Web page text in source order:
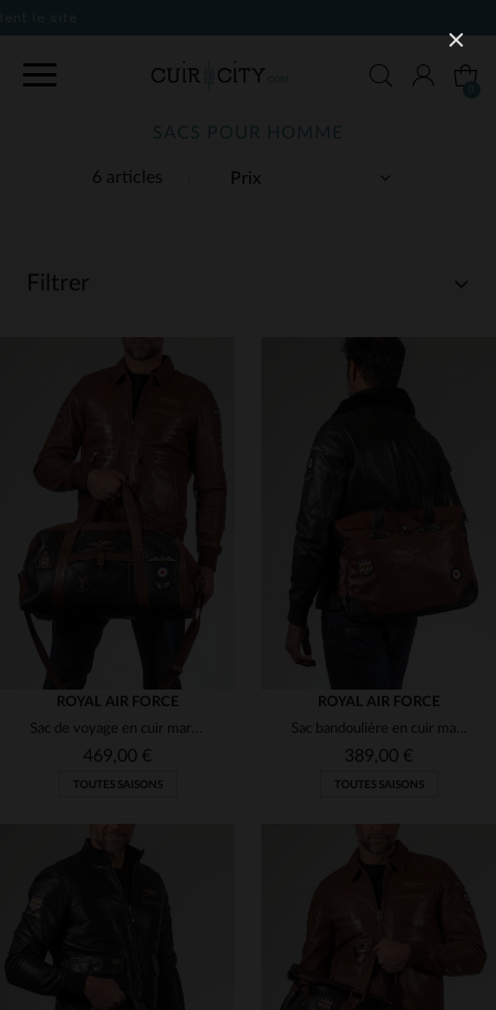
6 articles
SACS POUR HOMME
Filtrer
TAILLES DISPONIBLES
ROYAL AIR FORCE
Sac de voyage en cuir marron foncé avec patchs
469,00 €
TOUTES SAISONS
TAILLES DISPONIBLES
ROYAL AIR FORCE
Sac bandoulière en cuir marron tortoise style aviateur
389,00 €
TOUTES SAISONS